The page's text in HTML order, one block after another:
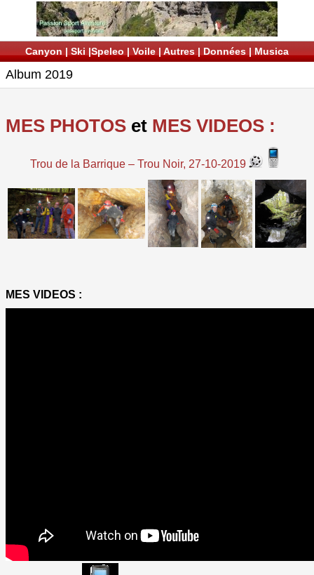
Canyon | Ski |Speleo | Voile | Autres | Données | Musica
Album 2019
MES PHOTOS et MES VIDEOS :
Trou de la Barrique – Trou Noir, 27-10-2019
MES VIDEOS :